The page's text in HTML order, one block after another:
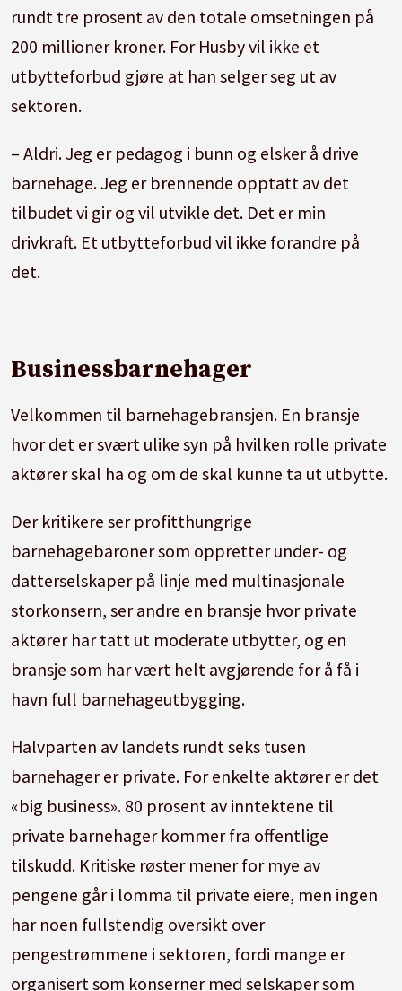
rundt tre prosent av den totale omsetningen på
200 millioner kroner. For Husby vil ikke et
utbytteforbud gjøre at han selger seg ut av
sektoren.
– Aldri. Jeg er pedagog i bunn og elsker å drive
barnehage. Jeg er brennende opptatt av det
tilbudet vi gir og vil utvikle det. Det er min
drivkraft. Et utbytteforbud vil ikke forandre på
det.
Businessbarnehager
Velkommen til barnehagebransjen. En bransje
hvor det er svært ulike syn på hvilken rolle private
aktører skal ha og om de skal kunne ta ut utbytte.
Der kritikere ser profitthungrige
barnehagebaroner som oppretter under- og
datterselskaper på linje med multinasjonale
storkonsern, ser andre en bransje hvor private
aktører har tatt ut moderate utbytter, og en
bransje som har vært helt avgjørende for å få i
havn full barnehageutbygging.
Halvparten av landets rundt seks tusen
barnehager er private. For enkelte aktører er det
«big business». 80 prosent av inntektene til
private barnehager kommer fra offentlige
tilskudd. Kritiske røster mener for mye av
pengene går i lomma til private eiere, men ingen
har noen fullstendig oversikt over
pengestrømmene i sektoren, fordi mange er
organisert som konserner med selskaper som